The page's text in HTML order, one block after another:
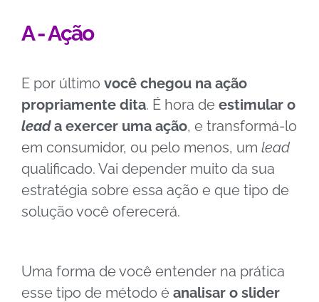
A - Ação
E por último você chegou na ação
propriamente dita. É hora de estimular o
leada exercer uma ação, e transformá-lo
em consumidor, ou pelo menos, um lead
qualificado. Vai depender muito da sua
estratégia sobre essa ação e que tipo de
solução você oferecerá.
Uma forma de você entender na prática
esse tipo de método é analisar o slider